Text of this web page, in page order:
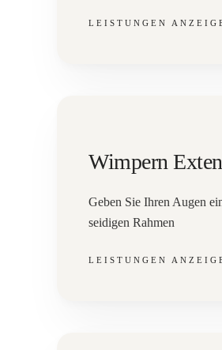
LEISTUNGEN
Wimpern
Geben Sie Ihren Augen
seidigen Rahmen
LEISTUNGEN